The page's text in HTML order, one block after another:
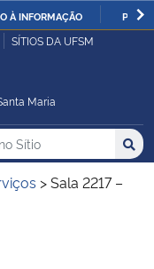
À INFORMAÇÃO
SÍTIOS DA UFSM
Maria
no no Sítio
>Sala 2217 –